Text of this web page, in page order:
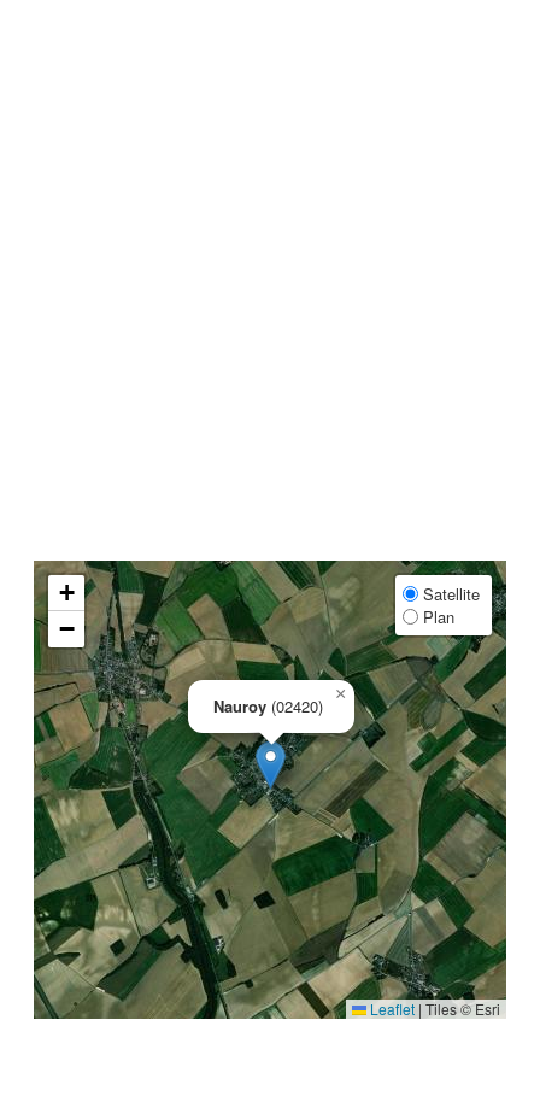
Nauroy (02420)
×
+
−
Satellite
Plan
Leaflet | Tiles © Esri